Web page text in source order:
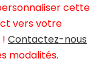
cette
vers votre
Contactez-nous
modalités.